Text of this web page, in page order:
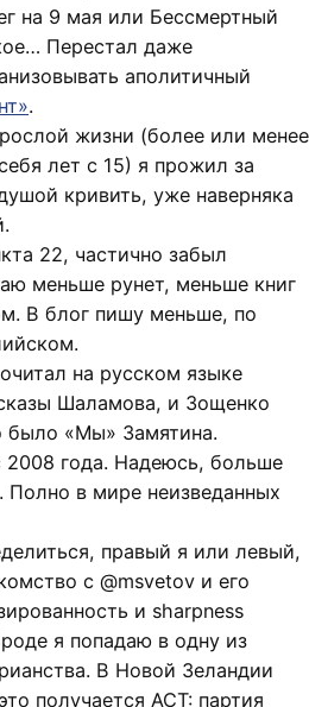
на 9 мая или Бессмертный
Перестал даже
аполитичный
.
жизни (более или менее
лет с 15) я прожил за
кривить, уже наверняка
22, частично забыл
меньше рунет, меньше книг
В блог пишу меньше, по
на русском языке
Шаламова, и Зощенко
было «Мы» Замятина.
года. Надеюсь, больше
Полно в мире неизведанных
правый я или левый,
с @msvetov и его
и sharpness
я попадаю в одну из
В Новой Зеландии
получается ACT: партия